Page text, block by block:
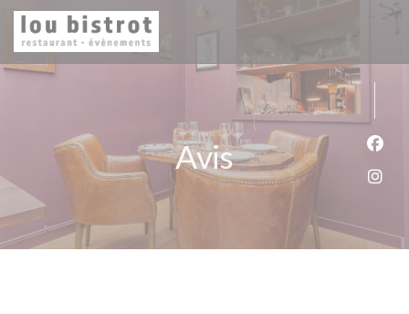
Personnalisation de vos choix en matière de cookies
Avis